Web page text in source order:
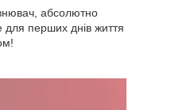
абсолютно
для перших днів життя